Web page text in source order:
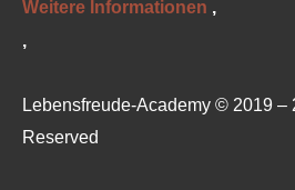
Weitere Informationen ‚
‚
Lebensfreude-Academy © 2019 –
Reserved